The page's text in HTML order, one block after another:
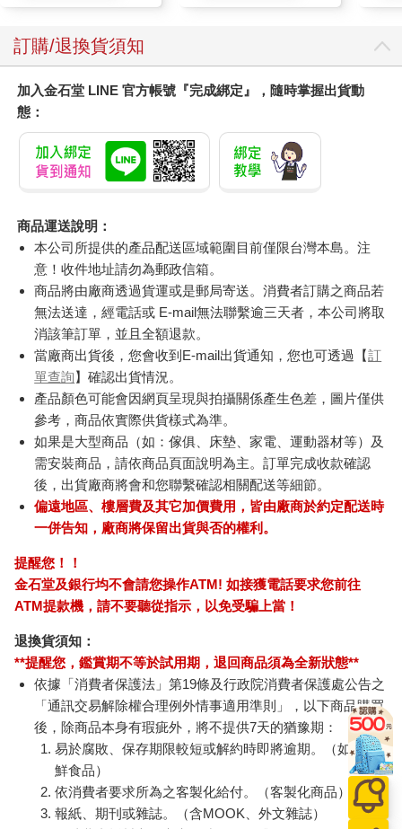
您可能會喜歡
茶藝2026第96期
650 特價 617 元
加入購物車
Taiwan Travelogue: A
Novel(U.S.-printed
edition)
73 折 特價 499 元 85
訂購/退換貨須知
加入金石堂 LINE 官方帳號『完成綁定』，隨時掌握出貨動
態：
商品運送說明：
本公司所提供的產品配送區域範圍目前僅限台灣本島。注
意！收件地址請勿為郵政信箱。
商品將由廠商透過貨運或是郵局寄送。消費者訂購之商品若
無法送達，經電話或 E-mail無法聯繫逾三天者，本公司將取
消該筆訂單，並且全額退款。
當廠商出貨後，您會收到E-mail出貨通知，您也可透過【訂
單查詢】確認出貨情況。
產品顏色可能會因網頁呈現與拍攝關係產生色差，圖片僅供
參考，商品依實際供貨樣式為準。
如果是大型商品（如：傢俱、床墊、家電、運動器材等）及
需安裝商品，請依商品頁面說明為主。訂單完成收款確認